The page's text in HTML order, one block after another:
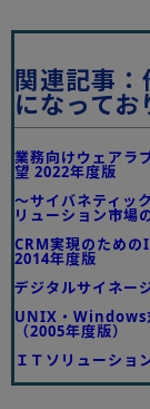
関連記事
になってお
業務向けウェアラ
望 2022年度版
～サイバネティッ
リューション市場
CRM実現のため
2014年度版
デジタルサイネー
UNIX・Windows
（2005年度版）
ＩＴソリューショ